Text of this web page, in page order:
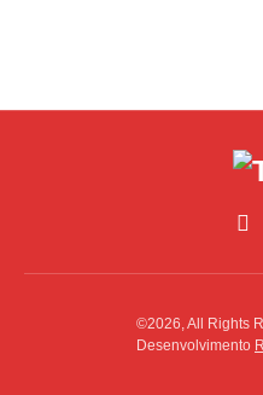
©2026, All Rights
Desenvolvimento